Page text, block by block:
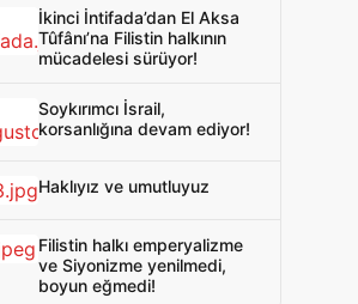
İkinci İntifada’dan El Aksa
Tûfânı’na Filistin halkının
mücadelesi sürüyor!
Soykırımcı İsrail,
korsanlığına devam ediyor!
Haklıyız ve umutluyuz
Filistin halkı emperyalizme
ve Siyonizme yenilmedi,
boyun eğmedi!